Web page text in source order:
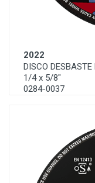
2022
DISCO
1/4 x 5/8"
0284-0037